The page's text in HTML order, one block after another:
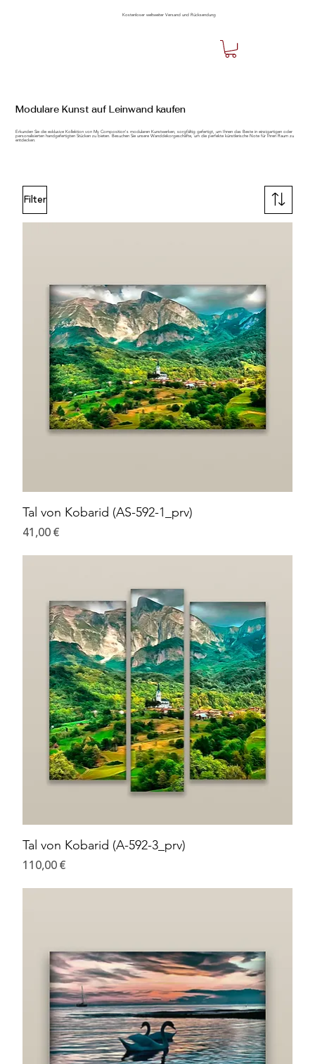
Kostenloser weltweiter Versand und Rücksendung
Erkunden Sie die exklusive Kollektion von My Composition's modularen Kunstwerken, sorgfältig gefertigt, um Ihnen das Beste in einzigartigen oder
personalisierten handgefertigten Stücken zu bieten. Besuchen Sie unsere Wanddekorgeschäfte, um die perfekte künstlerische Note für Ihren Raum zu
entdecken.
Modulare Kunst auf Leinwand kaufen
Filter
Tal von Kobarid (AS-592-1_prv)
Preis
41,00 €
Tal von Kobarid (A-592-3_prv)
Preis
110,00 €